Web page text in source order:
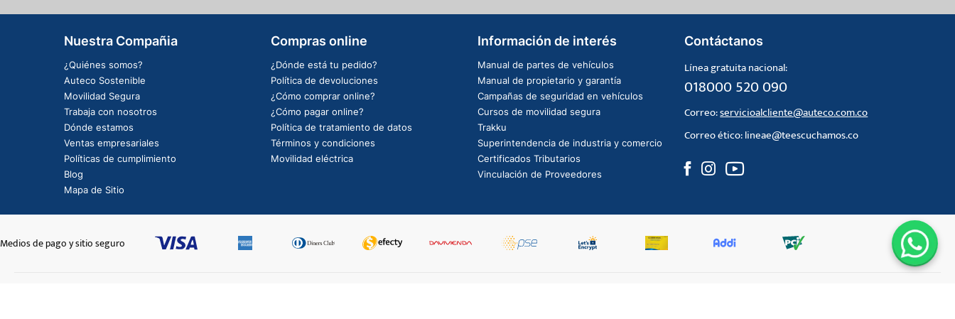
Nuestra Compañia
¿Quiénes somos?
Auteco Sostenible
Movilidad Segura
Trabaja con nosotros
Dónde estamos
Ventas empresariales
Políticas de cumplimiento
Blog
Mapa de Sitio
Compras online
¿Dónde está tu pedido?
Política de devoluciones
¿Cómo comprar online?
¿Cómo pagar online?
Política de tratamiento de datos
Términos y condiciones
Movilidad eléctrica
Información de interés
Manual de partes de vehículos
Manual de propietario y garantía
Campañas de seguridad en vehículos
Cursos de movilidad segura
Trakku
Superintendencia de industria y comercio
Certificados Tributarios
Vinculación de Proveedores
Contáctanos
Línea gratuita nacional:
018000 520 090
Correo:servicioalcliente@auteco.com.co
Correo ético:lineae@teescuchamos.co
Medios de pago y sitio seguro